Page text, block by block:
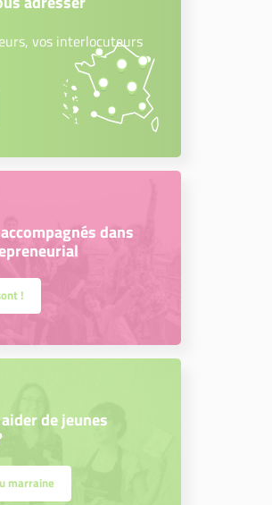
vos interlocuteurs
dans
!
de jeunes
marraine